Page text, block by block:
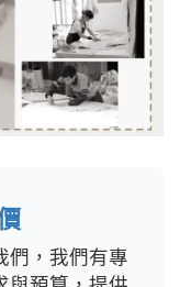
們，我們有專